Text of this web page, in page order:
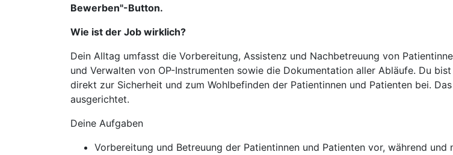
Bewerben"-Button.
Wie ist der Job wirklich?
Dein Alltag umfasst die Vorbereitung, Assistenz und Nachbetreuung von
und Verwalten von OP-Instrumenten sowie die Dokumentation aller Abläufe. Du
direkt zur Sicherheit und zum Wohlbefinden der Patientinnen und Patienten bei.
ausgerichtet.
Deine Aufgaben
Vorbereitung und Betreuung der Patientinnen und Patienten vor, während und